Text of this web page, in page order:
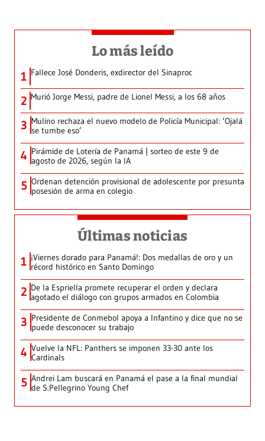
Lo más leído
1 Fallece José Donderis, exdirector del Sinaproc
2 Murió Jorge Messi, padre de Lionel Messi, a los 68 años
3 Mulino rechaza el nuevo modelo de Policía Municipal: ‘Ojalá
se tumbe eso’
4 Pirámide de Lotería de Panamá | sorteo de este 9 de
agosto de 2026, según la IA
5 Ordenan detención provisional de adolescente por presunta
posesión de arma en colegio
Últimas noticias
1 ¡Viernes dorado para Panamá!: Dos medallas de oro y un
récord histórico en Santo Domingo
2 De la Espriella promete recuperar el orden y declara
agotado el diálogo con grupos armados en Colombia
3 Presidente de Conmebol apoya a Infantino y dice que no se
puede desconocer su trabajo
4 Vuelve la NFL: Panthers se imponen 33-30 ante los
Cardinals
5 Andrei Lam buscará en Panamá el pase a la final mundial
de S.Pellegrino Young Chef